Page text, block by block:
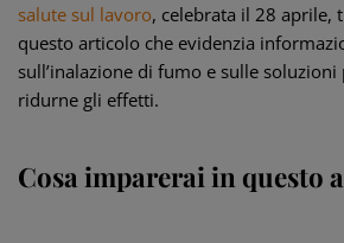
salute sul lavoro, celebrata il 28 aprile,
questo articolo che evidenzia
sull’inalazione di fumo e sulle
ridurne gli effetti.
Cosa imparerai in questo